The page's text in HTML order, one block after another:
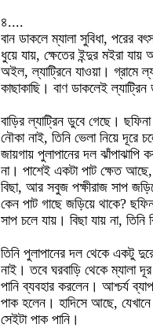
৪....
বান ডাকলে ম্যালা সুবিধা, পরের
ধুয়ে যায়, ক্ষেতের ইন্দুর মইরা
অইল, ল্যাট্রিনে যাওয়া। গ্রামে
কাছাকাছি। বাণ ডাকলেই ল্যাট্রিন
বাড়ির ল্যাট্রিন ডুবে গেছে।
নৌকা নাই, তিনি ভেলা নিয়ে দূরে
জায়গায় পুলাপানের দল
না। পাশেই একটা পাট ক্ষেত আছে,
বিছা, আর সবুজ পক্ষীরাজ সাপ
কেন পাট গাছে জড়িয়ে থাকে?
সাপ চলে যায়। বিছা যায় না, তিনি
তিনি পুলাপানের দল থেকে একটু
নাই। তবে ঘরবাড়ি থেকে ম্যালা
পানি ব্যবহার করলেন। আশ্চর্য
পাক হলেন। হাদিসে আছে,
সেইটা পাক পানি।